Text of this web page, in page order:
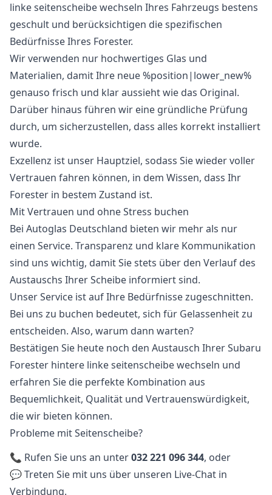
linke seitenscheibe wechseln Ihres Fahrzeugs bestens
geschult und berücksichtigen die spezifischen
Bedürfnisse Ihres Forester.
Wir verwenden nur hochwertiges Glas und
Materialien, damit Ihre neue %position|lower_new%
genauso frisch und klar aussieht wie das Original.
Darüber hinaus führen wir eine gründliche Prüfung
durch, um sicherzustellen, dass alles korrekt installiert
wurde.
Exzellenz ist unser Hauptziel, sodass Sie wieder voller
Vertrauen fahren können, in dem Wissen, dass Ihr
Forester in bestem Zustand ist.
Mit Vertrauen und ohne Stress buchen
Bei Autoglas Deutschland bieten wir mehr als nur
einen Service. Transparenz und klare Kommunikation
sind uns wichtig, damit Sie stets über den Verlauf des
Austauschs Ihrer Scheibe informiert sind.
Unser Service ist auf Ihre Bedürfnisse zugeschnitten.
Bei uns zu buchen bedeutet, sich für Gelassenheit zu
entscheiden. Also, warum dann warten?
Bestätigen Sie heute noch den Austausch Ihrer Subaru
Forester hintere linke seitenscheibe wechseln und
erfahren Sie die perfekte Kombination aus
Bequemlichkeit, Qualität und Vertrauenswürdigkeit,
die wir bieten können.
Probleme mit Seitenscheibe?
📞 Rufen Sie uns an unter032 221 096 344, oder
💬 Treten Sie mit uns über unseren Live-Chat in
Verbindung.